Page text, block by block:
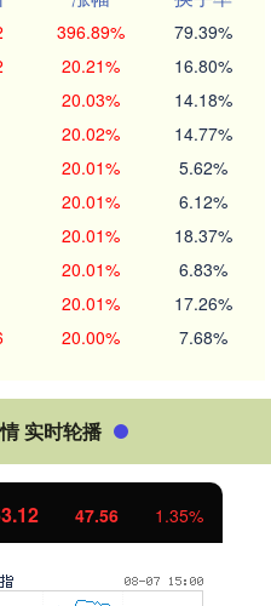
396.89% 79.39%
20.21% 16.80%
20.03% 14.18%
20.02% 14.77%
20.01% 5.62%
20.01% 6.12%
20.01% 18.37%
20.01% 6.83%
20.01% 17.26%
20.00% 7.68%
实时轮播
47.56 1.35%